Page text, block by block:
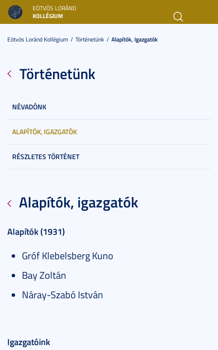
EÖTVÖS LORÁND
KOLLÉGIUM
Eötvös Loránd Kollégium Történetünk Alapítók, Igazgatók
Történetünk
NÉVADÓNK
ALAPÍTÓK, IGAZGATÓK
RÉSZLETES TÖRTÉNET
Alapítók, igazgatók
Alapítók (1931)
Gróf Klebelsberg Kuno
Bay Zoltán
Náray-Szabó István
Igazgatóink